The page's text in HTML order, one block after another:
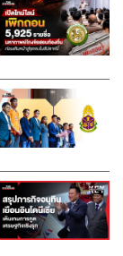
กสิกร บิซิเนส-
ย์ใหญ่ของการ
ะบบอย่างไร